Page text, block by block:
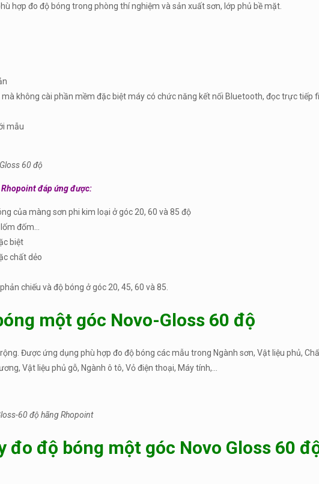
hợp đo độ bóng trong phòng thí nghiệm và sản xuất sơn, lớp phủ bề mặt.
không cài phần mềm đặc biệt máy có chức năng kết nối Bluetooth, đọc trực tiếp
mẫu
60 độ
Rhopoint đáp ứng được:
của màng sơn phi kim loại ở góc 20, 60 và 85 độ
đốm…
biệt
chất dẻo
chiếu và độ bóng ở góc 20, 45, 60 và 85.
một góc Novo-Gloss 60 độ
Được ứng dụng phù hợp đo độ bóng các mẫu trong Ngành sơn, Vật liệu phủ,
Vật liệu phủ gỗ, Ngành ô tô, Vỏ điện thoại, Máy tính,…
độ hãng Rhopoint
đo độ bóng một góc Novo Gloss 60